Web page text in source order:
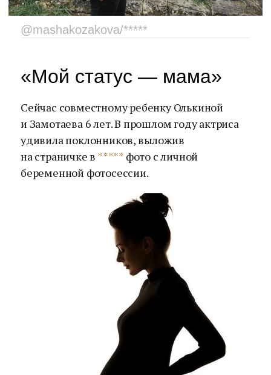
@mashakozakova/*****
«Мой статус — мама»
Сейчас совместному ребенку Олькиной
и Замотаева 6 лет. В прошлом году актриса
удивила поклонников, выложив
на страничке в ***** фото с личной
беременной фотосессии.